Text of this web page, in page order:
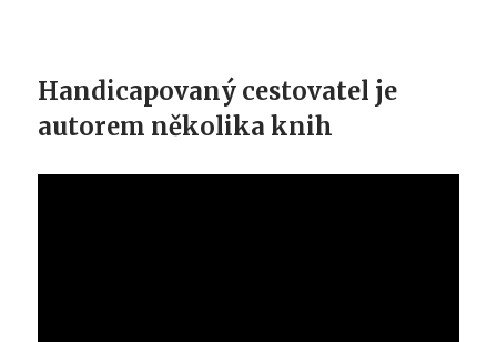
Handicapovaný cestovatel je
autorem několika knih